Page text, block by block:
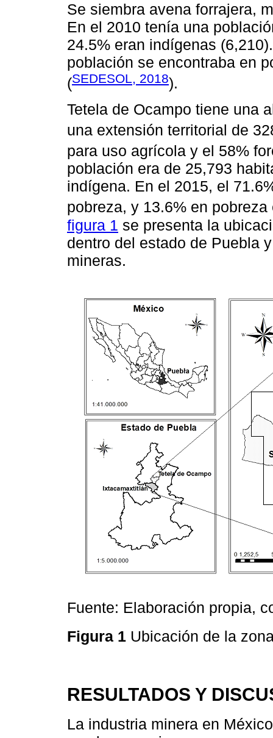
Se siembra avena forrajera,
En el 2010 tenía una
24.5% eran indígenas
población se encontraba en
(SEDESOL, 2018).
Tetela de Ocampo tiene una
una extensión territorial de
para uso agrícola y el 58%
población era de 25,793
indígena. En el 2015, el
pobreza, y 13.6% en pobreza
figura 1 se presenta la
dentro del estado de Puebla
mineras.
Fuente: Elaboración propia,
Figura 1 Ubicación de la
RESULTADOS Y
La industria minera en